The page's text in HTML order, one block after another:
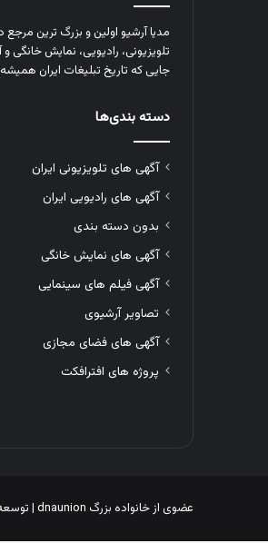
مدیا آرشیو اولین و بزرگ‌ ترین
تلویزیونی، رادیویی، نمایش خانگی
جایی که تاریخ تبلیغات ایران
دسته بندی‌ها
آگهی های تلویزیونی ایران
آگهی های رادیویی ایران
بدون دسته بندی
آگهی های نمایش خانگی
آگهی فیلم های سینمایی
تصاویر آرشیوی
آگهی های فضای مجازی
پروژه های افترافکت
عضوی از خانواده بزرگ dnaunion
|